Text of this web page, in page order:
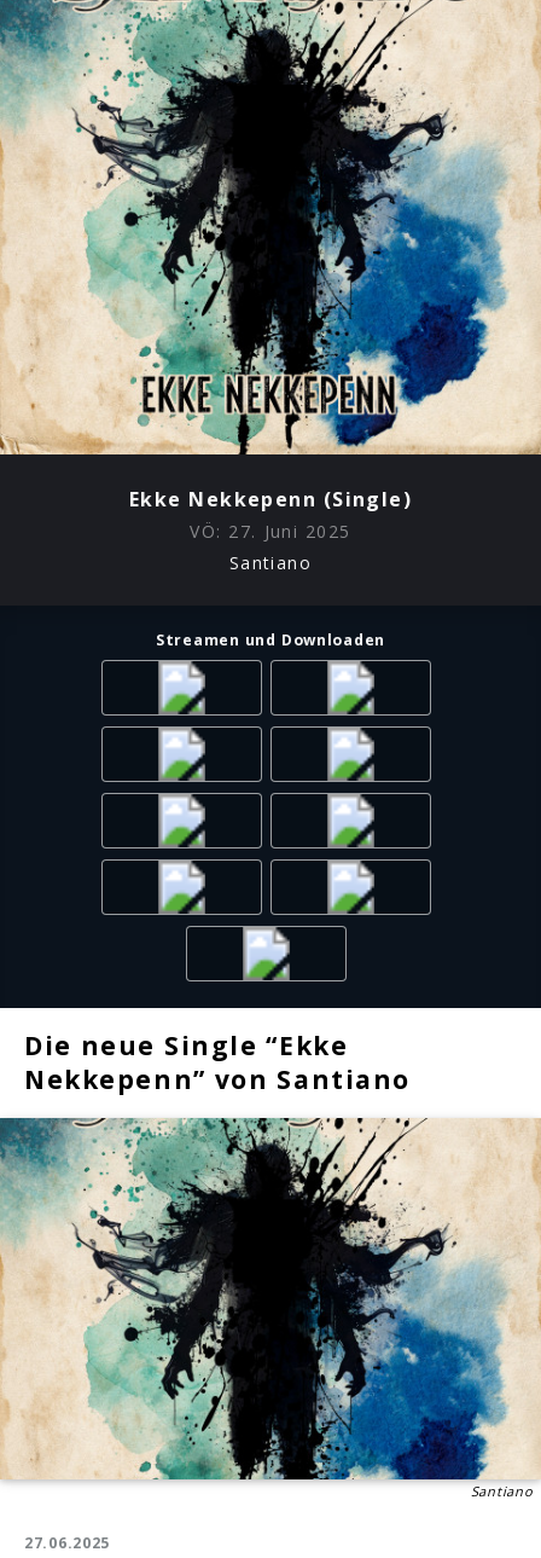
Ekke Nekkepenn (Single)
VÖ: 27. Juni 2025
Santiano
Streamen und Downloaden
Die neue Single “Ekke
Nekkepenn” von Santiano
Santiano
27.06.2025